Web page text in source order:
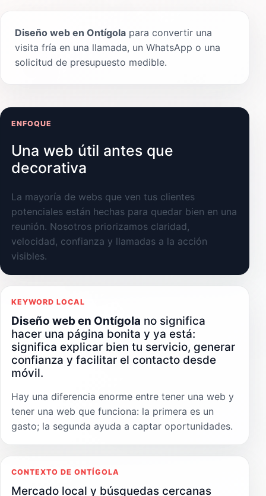
Diseño web en Ontígola para convertir una
visita fría en una llamada, un WhatsApp o una
solicitud de presupuesto medible.
ENFOQUE
Una web útil antes que
decorativa
La mayoría de webs que ven tus clientes
potenciales están hechas para quedar bien en una
reunión. Nosotros priorizamos claridad,
velocidad, confianza y llamadas a la acción
visibles.
KEYWORD LOCAL
Diseño web en Ontígola no significa
hacer una página bonita y ya está:
significa explicar bien tu servicio, generar
confianza y facilitar el contacto desde
móvil.
Hay una diferencia enorme entre tener una web y
tener una web que funciona: la primera es un
gasto; la segunda ayuda a captar oportunidades.
CONTEXTO DE ONTÍGOLA
Mercado local y búsquedas cercanas